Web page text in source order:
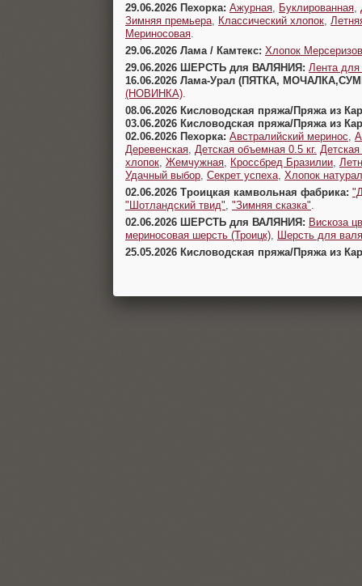
29.06.2026 Пехорка: Ажурная Буклированная
Зимняя премьера
Классический хлопок
Мериносовая
29.06.2026 Лама / Камтекс: Хлопок
29.06.2026 ШЕРСТЬ для ВАЛЯНИЯ: Лента для
16.06.2026 Лама-Урал (ПЯТКА,
(НОВИНКА)
08.06.2026 Кисловодская пряжа/Пряжа из
03.06.2026 Кисловодская пряжа/Пряжа из
02.06.2026 Пехорка: Австралийский меринос
Деревенская Детская объемная 0.5 кг.
хлопок Жемчужная Кроссбред Бразилии
Удачный выбор Секрет успеха Хлопок
02.06.2026 Троицкая камвольная фабрика:
"Шотландский твид" "Зимняя сказка"
02.06.2026 ШЕРСТЬ для ВАЛЯНИЯ: Вискоза
мериносовая шерсть (Троицк)
Шерсть для
25.05.2026 Кисловодская пряжа/Пряжа из